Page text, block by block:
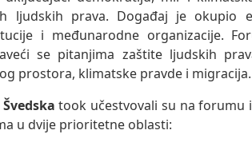
ljudskih prava. Događaj je okupio
i međunarodne organizacije.
se pitanjima zaštite ljudskih
prostora, klimatske pravde i migracija.
took učestvovali su na
u dvije prioritetne oblasti: